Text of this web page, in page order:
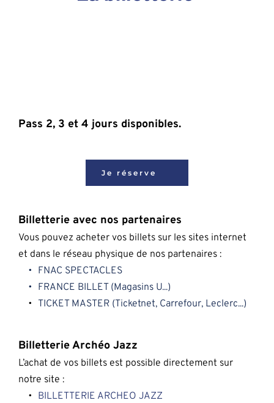
Pass 2, 3 et 4 jours disponibles.
Je réserve
Billetterie avec nos partenaires
Vous pouvez acheter vos billets sur les sites internet
et dans le réseau physique de nos partenaires :
FNAC SPECTACLES
FRANCE BILLET (Magasins U...)
TICKET MASTER (Ticketnet, Carrefour, Leclerc...)
Billetterie Archéo Jazz
L’achat de vos billets est possible directement sur
notre site :
BILLETTERIE ARCHEO JAZZ